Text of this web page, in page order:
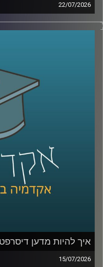
22/07/2026
אם לפני עשור היינו אומרים
חושבים על צילום מהאוויר
ובמקרים מסוימים אפילו
שלהם באופן עצמאי.
ככל שהמערכות האלה
הרבה יותר גדולה מרק מה
אנחנו יכולים לסמוך
ומתי אפשר לתת למכונה
על כל אלו נדבר עם ד״ר
בנושא חוקיות רחפנים
מעורבות האדם בחוג
קרדיט תמונות:AudioVersity
איך להיות מדען
15/07/2026